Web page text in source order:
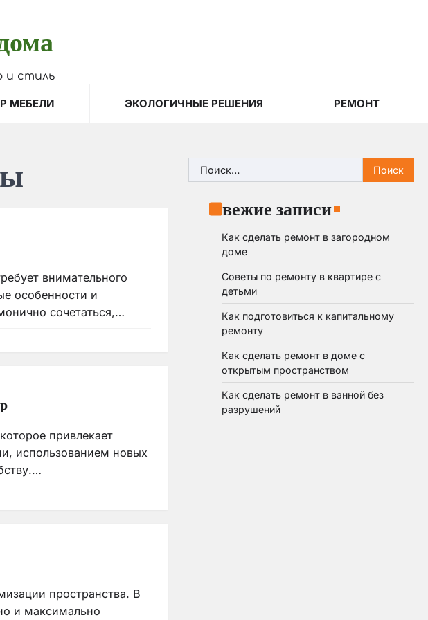
и стиль
МЕБЕЛИ ЭКОЛОГИЧНЫЕ РЕШЕНИЯ РЕМОНТ
внимательного
особенности и
сочетаться,…
привлекает
использованием новых
пространства. В
и максимально
Найти:
Свежие записи
Как сделать ремонт в загородном
доме
Советы по ремонту в квартире с
детьми
Как подготовиться к капитальному
ремонту
Как сделать ремонт в доме с
открытым пространством
Как сделать ремонт в ванной без
разрушений